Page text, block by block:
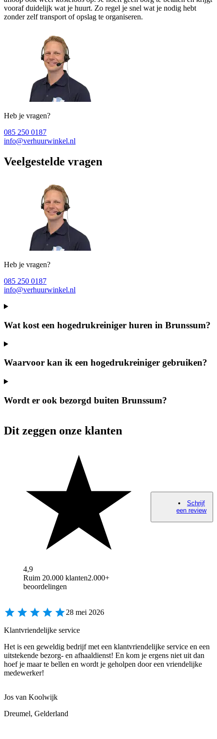
vooraf duidelijk wat je huurt. Zo regel je snel wat je nodig hebt
zonder zelf transport of opslag te organiseren.
Heb je vragen?
085 250 0187
info@verhuurwinkel.nl
Veelgestelde vragen
Heb je vragen?
085 250 0187
info@verhuurwinkel.nl
Wat kost een hogedrukreiniger huren in Brunssum?
Waarvoor kan ik een hogedrukreiniger gebruiken?
Wordt er ook bezorgd buiten Brunssum?
Dit zeggen onze klanten
4,9
Ruim 20.000 klanten2.000+
beoordelingen
Schrijf
een review
28 mei 2026
Klantvriendelijke service
Het is een geweldig bedrijf met een klantvriendelijke service en een
uitstekende bezorg- en afhaaldienst! En kom je ergens niet uit dan
hoef je maar te bellen en wordt je geholpen door een vriendelijke
medewerker!
Jos van Koolwijk
Dreumel, Gelderland